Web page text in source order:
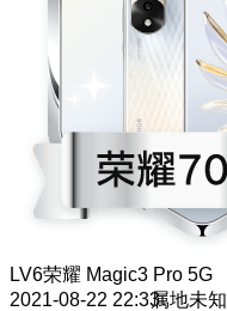
LV6荣耀 Magic3 Pro 5G
2021-08-22 22:33属地未知